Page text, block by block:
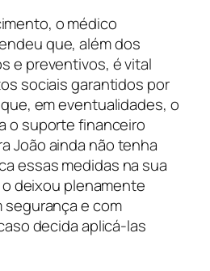
o médico
que, além dos
e preventivos, é vital
sociais garantidos por
em eventualidades, o
o suporte financeiro
João ainda não tenha
essas medidas na sua
deixou plenamente
segurança e com
decida aplicá-las